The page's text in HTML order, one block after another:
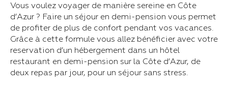
Vous voulez voyager de manière sereine en Côte
d’Azur ? Faire un séjour en demi-pension vous permet
de profiter de plus de confort pendant vos vacances.
Grâce à cette formule vous allez bénéficier avec votre
reservation d’un hébergement dans un hôtel
restaurant en demi-pension sur la Côte d’Azur, de
deux repas par jour, pour un séjour sans stress.